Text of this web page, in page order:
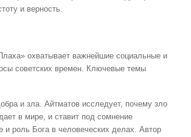
и верность.
охватывает важнейшие социальные и
советских времен. Ключевые темы
и зла. Айтматов исследует, почему зло
в мире, и ставит под сомнение
и роль Бога в человеческих делах. Автор